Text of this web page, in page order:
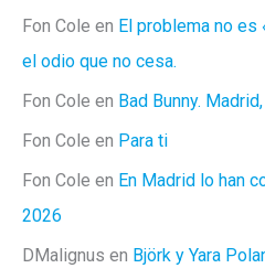
Fon Cole en El problema no es
el odio que no cesa.
Fon Cole en Bad Bunny.
Fon Cole en Para ti
Fon Cole en En Madrid lo han
2026
DMalignus en Björk y Yara